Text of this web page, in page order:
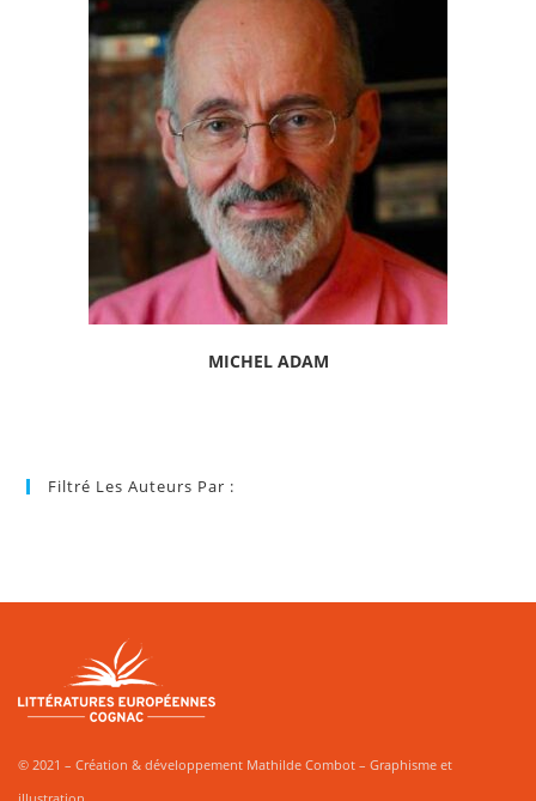
MICHEL ADAM
Filtré Les Auteurs Par :
© 2021 – Création & développement Mathilde Combot – Graphisme et